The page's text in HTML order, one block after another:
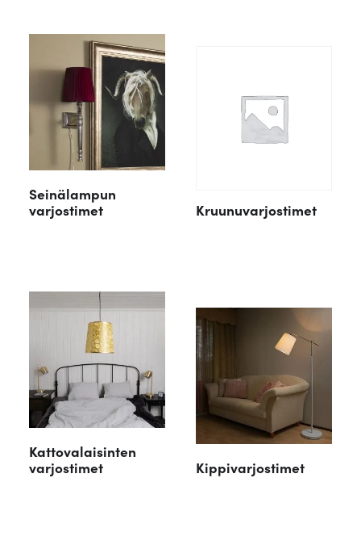
Seinälampun
varjostimet
Kruunuvarjostimet
Kattovalaisinten
varjostimet
Kippivarjostimet